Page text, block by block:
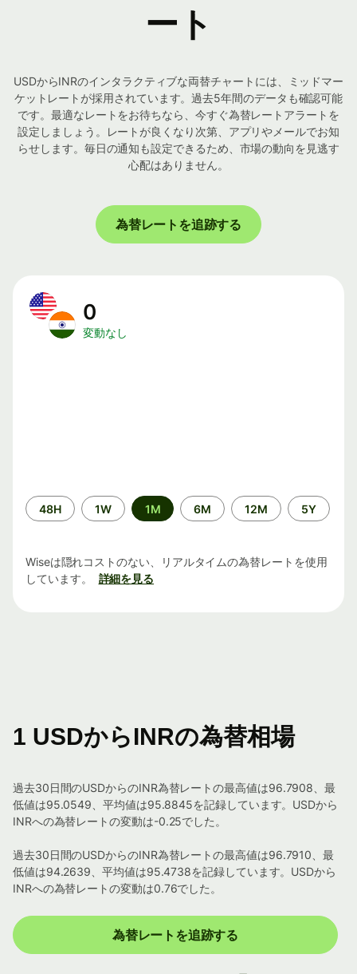
ート
USDからINRのインタラクティブな両替チャートには、ミッドマー
ケットレートが採用されています。過去5年間のデータも確認可能
です。最適なレートをお待ちなら、今すぐ為替レートアラートを
設定しましょう。レートが良くなり次第、アプリやメールでお知
らせします。毎日の通知も設定できるため、市場の動向を見逃す
心配はありません。
為替レートを追跡する
0
変動なし
期
間
48H 1W 1M 6M 12M 5Y
Wiseは隠れコストのない、リアルタイムの為替レートを使用
しています。
詳細を見る
1 USDからINRの為替相場
過去30日間のUSDからのINR為替レートの最高値は96.7908、最
低値は95.0549、平均値は95.8845を記録しています。USDから
INRへの為替レートの変動は-0.25でした。
過去30日間のUSDからのINR為替レートの最高値は96.7910、最
低値は94.2639、平均値は95.4738を記録しています。USDから
INRへの為替レートの変動は0.76でした。
為替レートを追跡する